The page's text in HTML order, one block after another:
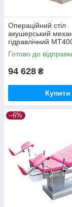
Операційний стіл
акушерський
гідравлічний
Медапаратура
Готово до
94 628 ₴
Купити
–6%